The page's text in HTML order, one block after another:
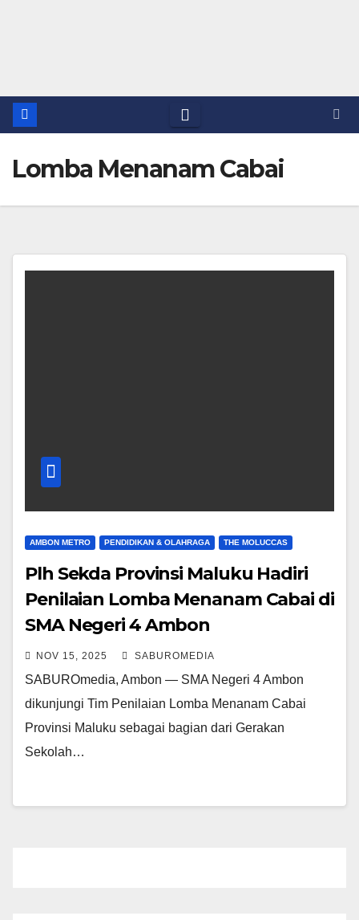
Lomba Menanam Cabai
AMBON METRO PENDIDIKAN & OLAHRAGA THE MOLUCCAS
Plh Sekda Provinsi Maluku Hadiri
Penilaian Lomba Menanam Cabai di
SMA Negeri 4 Ambon
NOV 15, 2025 SABUROMEDIA
SABUROmedia, Ambon — SMA Negeri 4 Ambon
dikunjungi Tim Penilaian Lomba Menanam Cabai
Provinsi Maluku sebagai bagian dari Gerakan
Sekolah…